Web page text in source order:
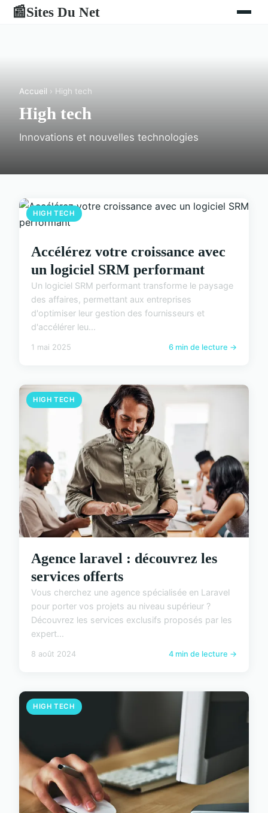
📰Sites Du Net
Accueil › High tech
High tech
Innovations et nouvelles technologies
HIGH TECH
Accélérez votre croissance avec
un logiciel SRM performant
Un logiciel SRM performant transforme le paysage
des affaires, permettant aux entreprises
d'optimiser leur gestion des fournisseurs et
d'accélérer leu...
1 mai 2025 6 min de lecture →
HIGH TECH
Agence laravel : découvrez les
services offerts
Vous cherchez une agence spécialisée en Laravel
pour porter vos projets au niveau supérieur ?
Découvrez les services exclusifs proposés par les
expert...
8 août 2024 4 min de lecture →
HIGH TECH